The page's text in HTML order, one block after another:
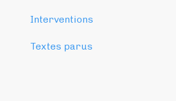
Interventions
Textes parus